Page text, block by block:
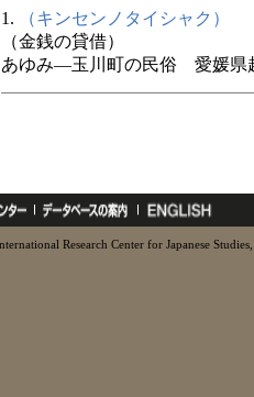
1.
（キンセンノタイシャク）
（金銭の貸借）
あゆみ―玉川町の民俗 愛媛県
Research Center for Japanese